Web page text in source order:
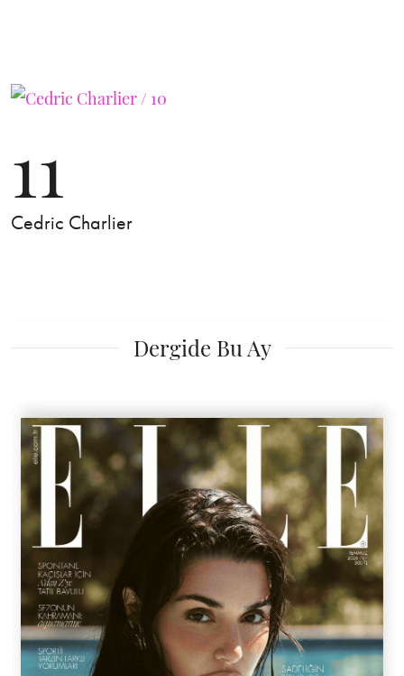
11
Cedric Charlier
Dergide Bu Ay